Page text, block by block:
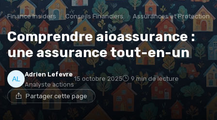
Finance Insiders Conseils Financiers Assurances et Protections
Comprendre aioassurance :
une assurance tout-en-un
Adrien Lefevre
Analyste actions
15 octobre 2025 9 min de lecture
Partager cette page